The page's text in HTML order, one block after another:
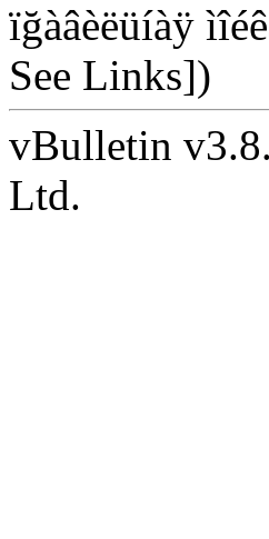
ïğàâèëüíàÿ
See Links])
vBulletin
Ltd.